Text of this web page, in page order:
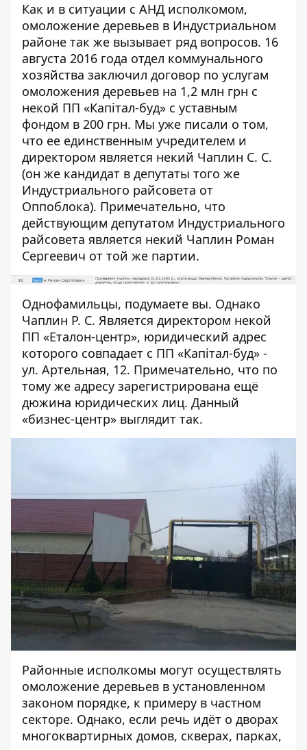
Как и в ситуации с АНД исполкомом,
омоложение деревьев в Индустриальном
районе так же вызывает ряд вопросов. 16
августа 2016 года отдел коммунального
хозяйства заключил договор по услугам
омоложения деревьев на 1,2 млн грн с
некой ПП «Капітал-буд» с уставным
фондом в 200 грн. Мы уже писали о том,
что ее единственным учредителем и
директором является некий Чаплин С. С.
(он же кандидат в депутаты того же
Индустриального райсовета от
Оппоблока). Примечательно, что
действующим депутатом Индустриального
райсовета является некий Чаплин Роман
Сергеевич от той же партии.
Однофамильцы, подумаете вы. Однако
Чаплин Р. С. Является директором некой
ПП «Еталон-центр», юридический адрес
которого совпадает с ПП «Капітал-буд» -
ул. Артельная, 12. Примечательно, что по
тому же адресу зарегистрирована ещё
дюжина юридических лиц. Данный
«бизнес-центр» выглядит так.
Районные исполкомы могут осуществлять
омоложение деревьев в установленном
законом порядке, к примеру в частном
секторе. Однако, если речь идёт о дворах
многоквартирных домов, скверах, парках,